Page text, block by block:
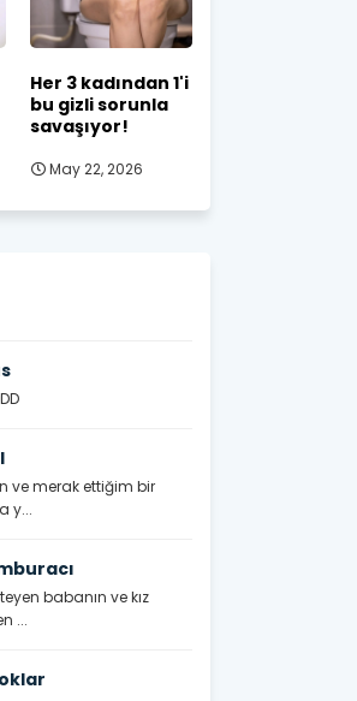
Her 3 kadından 1'i
bu gizli sorunla
savaşıyor!
May 22, 2026
ve merak ettiğim bir
y...
babanın ve kız
...